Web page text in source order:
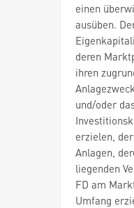
einen
ausüben.
deren
ihren
und/oder
erzielen,
Anlagen,
liegenden
FD am
Umfang